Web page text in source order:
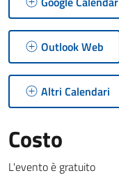
Outlook Web
Altri Calendari
Costo
L'evento è gratuito